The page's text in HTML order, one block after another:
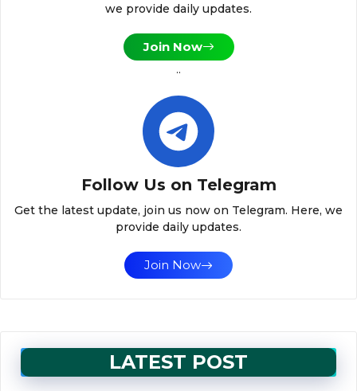
we provide daily updates.
Join Now
..
Follow Us on Telegram
Get the latest update, join us now on Telegram. Here, we
provide daily updates.
Join Now
LATEST POST